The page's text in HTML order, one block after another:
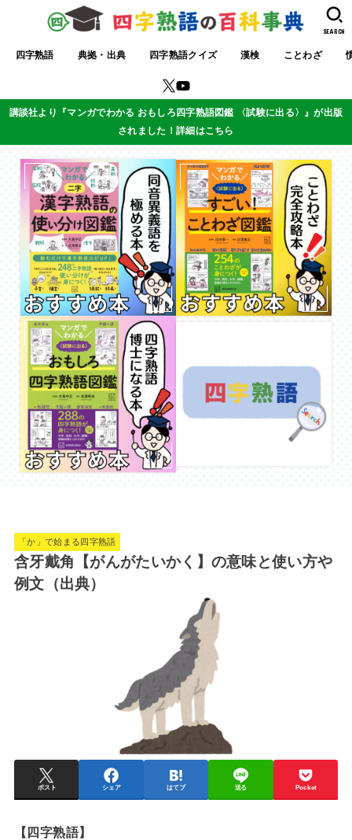
四字熟語 典拠・出典 四字熟語クイズ 漢検 ことわざ
SEARCH
講談社より『マンガでわかる おもしろ四字熟語図鑑 〈試験に出る〉』が出版
されました！詳細はこちら
「か」で始まる四字熟語
含牙戴角【がんがたいかく】の意味と使い方や
例文（出典）
ポスト シェア はてブ 送る Pocket
【四字熟語】